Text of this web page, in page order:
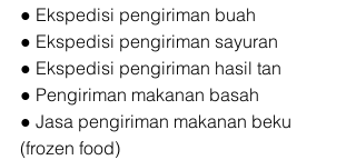
● Ekspedisi pengiriman buah
● Ekspedisi pengiriman sayuran
● Ekspedisi pengiriman hasil tan
● Pengiriman makanan basah
● Jasa pengiriman makanan beku
(frozen food)